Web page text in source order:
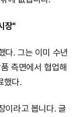
장"
다. 그는 이미 수년
측면에서 협업해
했다.
이라고 봅니다. 글